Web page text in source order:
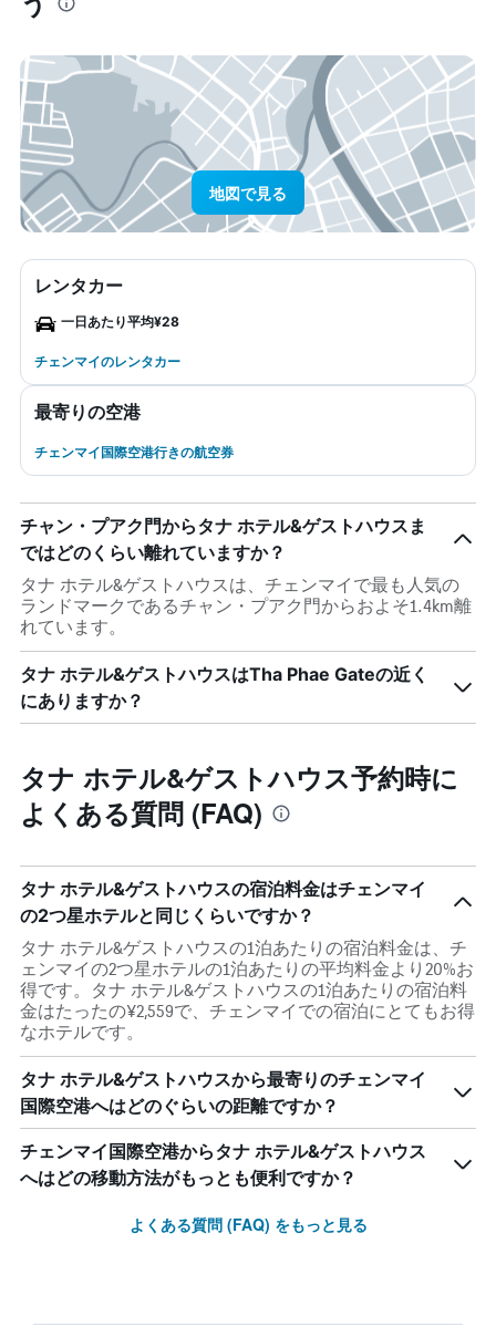
地図で見る
レンタカー
一日あたり平均¥28
チェンマイのレンタカー
最寄りの空港
チェンマイ国際空港行きの航空券
チャン・プアク門からタナ ホテル&ゲストハウスま
ではどのくらい離れていますか？
タナ ホテル&ゲストハウスは、チェンマイで最も人気の
ランドマークであるチャン・プアク門からおよそ1.4km離
れています。
タナ ホテル&ゲストハウスはTha Phae Gateの近く
にありますか？
タナ ホテル&ゲストハウス予約時に
よくある質問 (FAQ)
タナ ホテル&ゲストハウスの宿泊料金はチェンマイ
の2つ星ホテルと同じくらいですか？
タナ ホテル&ゲストハウスの1泊あたりの宿泊料金は、チ
ェンマイの2つ星ホテルの1泊あたりの平均料金より20%お
得です。タナ ホテル&ゲストハウスの1泊あたりの宿泊料
金はたったの¥2,559で、チェンマイでの宿泊にとてもお得
なホテルです。
タナ ホテル&ゲストハウスから最寄りのチェンマイ
国際空港へはどのぐらいの距離ですか？
チェンマイ国際空港からタナ ホテル&ゲストハウス
へはどの移動方法がもっとも便利ですか？
よくある質問 (FAQ) をもっと見る